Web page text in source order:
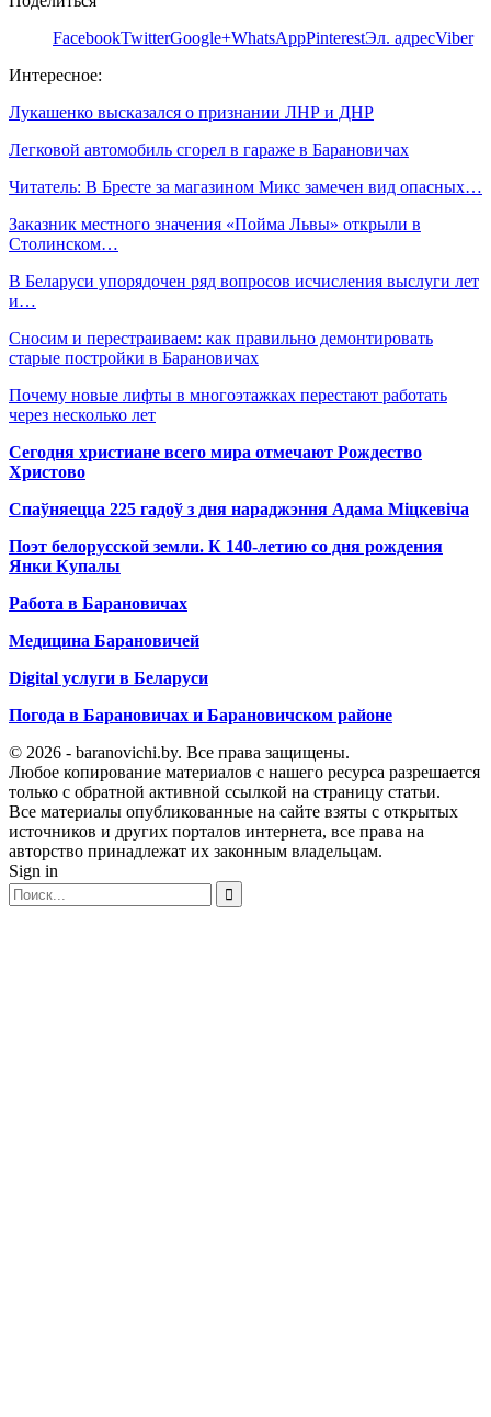
FacebookTwitterGoogle+WhatsAppPinterestЭл. адресViber
Интересное:
Лукашенко высказался о признании ЛНР и ДНР
Легковой автомобиль сгорел в гараже в Барановичах
Читатель: В Бресте за магазином Микс замечен вид опасных…
Заказник местного значения «Пойма Львы» открыли в
Столинском…
В Беларуси упорядочен ряд вопросов исчисления выслуги лет
и…
Сносим и перестраиваем: как правильно демонтировать
старые постройки в Барановичах
Почему новые лифты в многоэтажках перестают работать
через несколько лет
Сегодня христиане всего мира отмечают Рождество
Христово
Спаўняецца 225 гадоў з дня нараджэння Адама Міцкевіча
Поэт белорусской земли. К 140-летию со дня рождения
Янки Купалы
Работа в Барановичах
Медицина Барановичей
Digital услуги в Беларуси
Погода в Барановичах и Барановичском районе
© 2026 - baranovichi.by. Все права защищены.
Любое копирование материалов с нашего ресурса разрешается
только с обратной активной ссылкой на страницу статьи.
Все материалы опубликованные на сайте взяты с открытых
источников и других порталов интернета, все права на
авторство принадлежат их законным владельцам.
Sign in